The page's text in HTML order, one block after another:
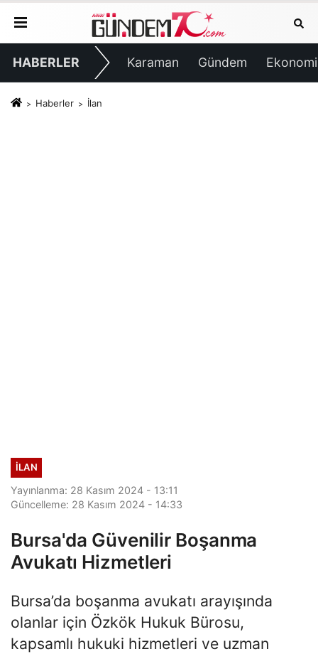
HABERLER Karaman Gündem Ekonomi
Haberler İlan
İLAN
Yayınlanma: 28 Kasım 2024 - 13:11
Güncelleme: 28 Kasım 2024 - 14:33
Bursa'da Güvenilir Boşanma
Avukatı Hizmetleri
Bursa’da boşanma avukatı arayışında
olanlar için Özkök Hukuk Bürosu,
kapsamlı hukuki hizmetleri ve uzman